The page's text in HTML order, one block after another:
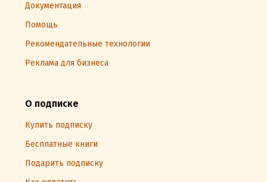
Документация
Помощь
Рекомендательные технологии
Реклама для бизнеса
О подписке
Купить подписку
Бесплатные книги
Подарить подписку